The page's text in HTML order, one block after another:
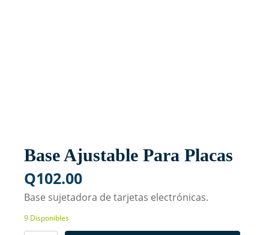
Base Ajustable Para Placas
Q102.00
Base sujetadora de tarjetas electrónicas.
9 Disponibles